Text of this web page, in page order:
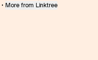
• More from Linktree